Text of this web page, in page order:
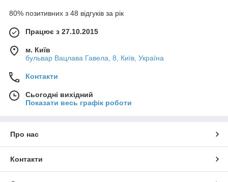
80% позитивних з 48 відгуків за рік
Працює з 27.10.2015
м. Київ
бульвар Вацлава Гавела, 8, Київ, Україна
Контакти
Сьогодні вихідний
Показати весь графік роботи
Про нас
Контакти